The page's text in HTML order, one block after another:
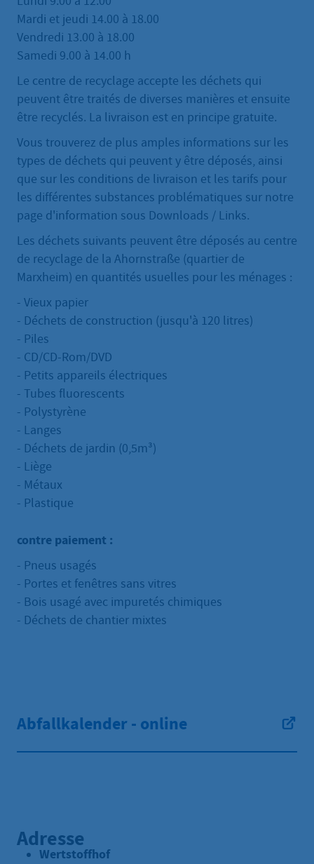
Mardi et jeudi 14.00 à 18.00
Vendredi 13.00 à 18.00
Samedi 9.00 à 14.00 h
Le centre de recyclage accepte les déchets qui
peuvent être traités de diverses manières et ensuite
être recyclés. La livraison est en principe gratuite.
Vous trouverez de plus amples informations sur les
types de déchets qui peuvent y être déposés, ainsi
que sur les conditions de livraison et les tarifs pour
les différentes substances problématiques sur notre
page d'information sous Downloads / Links.
Les déchets suivants peuvent être déposés au centre
de recyclage de la Ahornstraße (quartier de
Marxheim) en quantités usuelles pour les ménages :
- Vieux papier
- Déchets de construction (jusqu'à 120 litres)
- Piles
- CD/CD-Rom/DVD
- Petits appareils électriques
- Tubes fluorescents
- Polystyrène
- Langes
- Déchets de jardin (0,5m³)
- Liège
- Métaux
- Plastique
contre paiement :
- Pneus usagés
- Portes et fenêtres sans vitres
- Bois usagé avec impuretés chimiques
- Déchets de chantier mixtes
Abfallkalender - online
Adresse
Wertstoffhof